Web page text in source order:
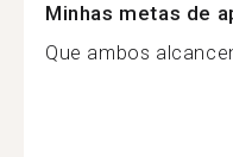
Minhas metas de
Que ambos